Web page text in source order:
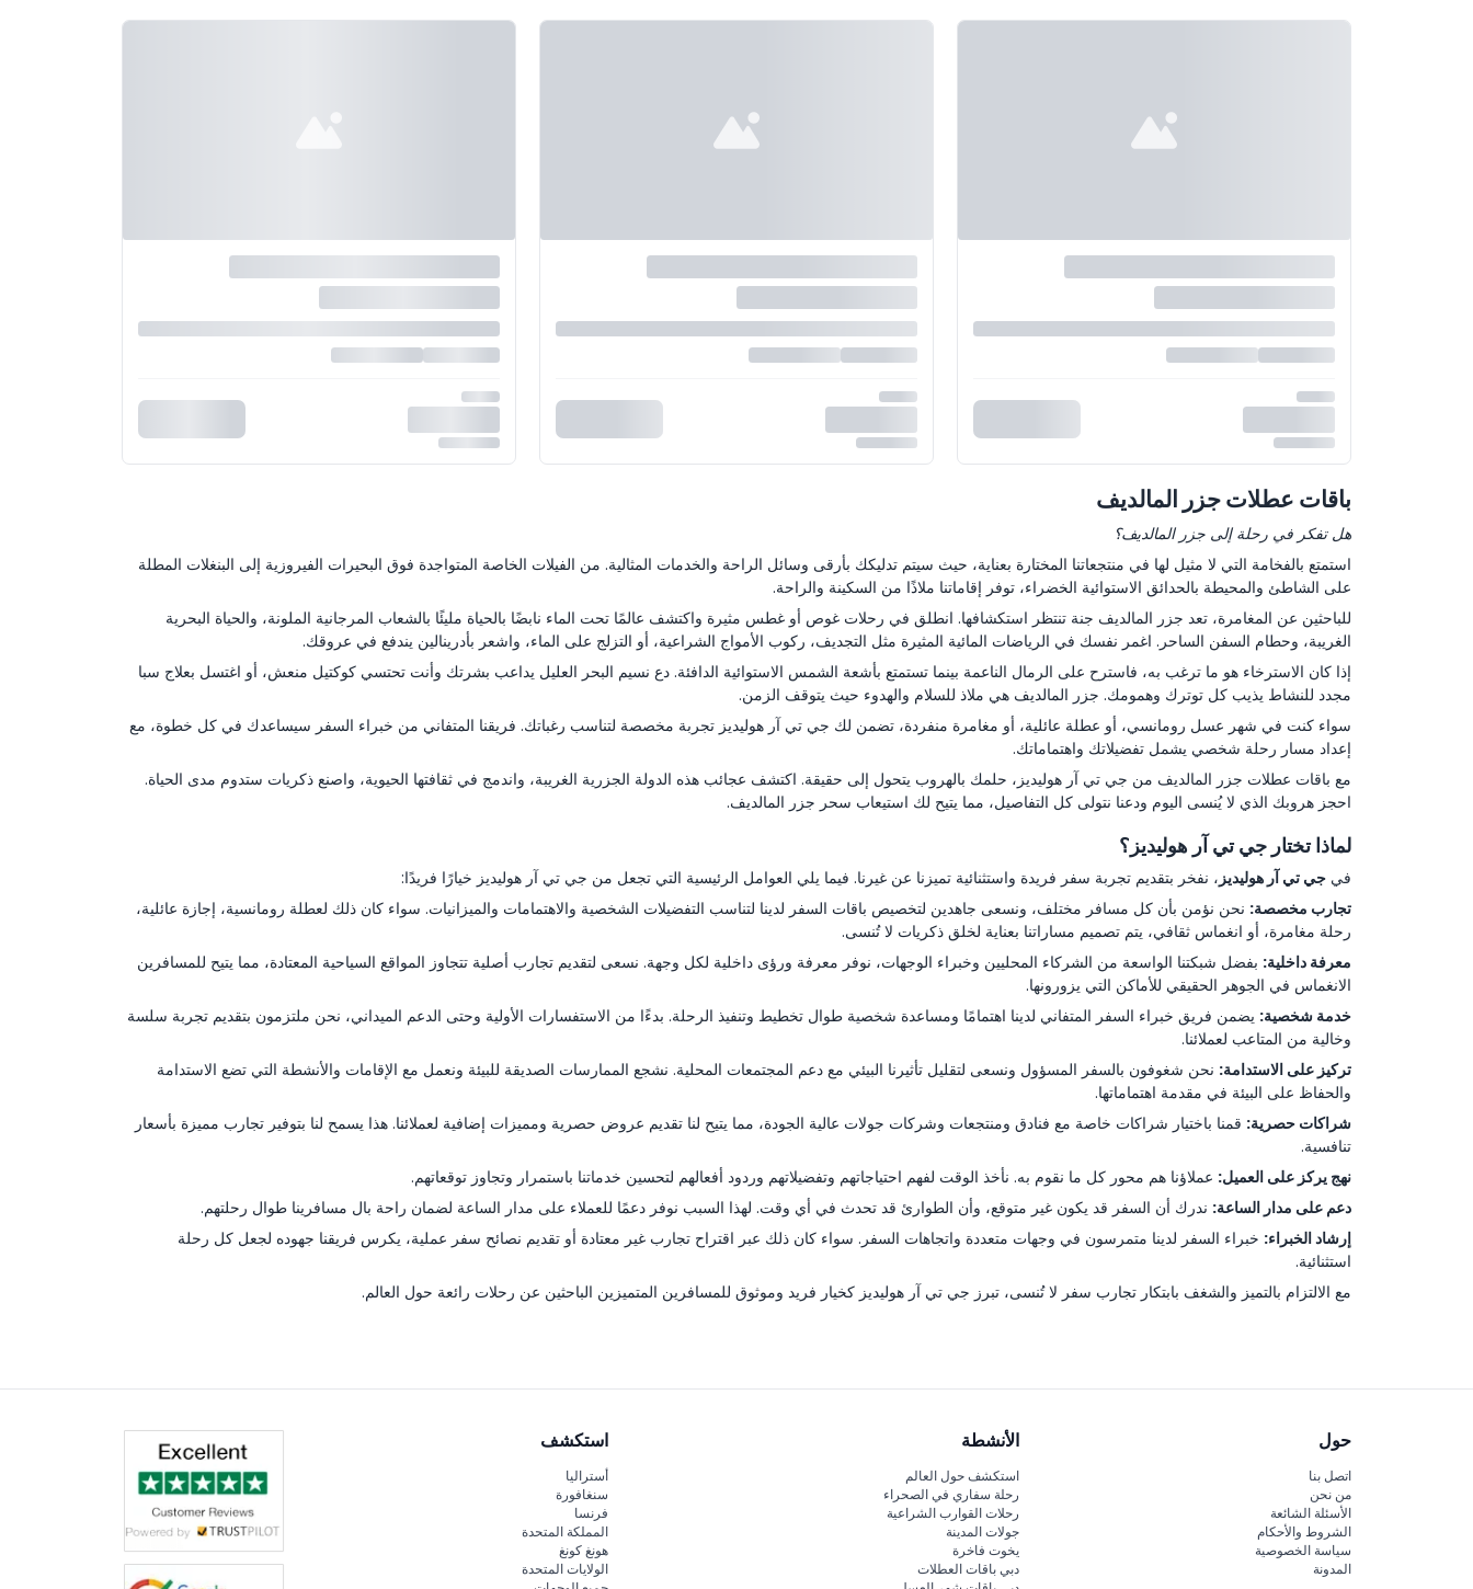
باقات عطلات جزر المالديف
هل تفكر في رحلة إلى جزر المالديف؟
استمتع بالفخامة التي لا مثيل لها في منتجعاتنا المختارة بعناية، حيث سيتم تدليكك بأرقى وسائل الراحة والخدمات المثالية. من الفيلات الخاصة المتواجدة فوق البحيرات الفيروزية إلى البنغلات المطلة
على الشاطئ والمحيطة بالحدائق الاستوائية الخضراء، توفر إقاماتنا ملاذًا من السكينة والراحة.
للباحثين عن المغامرة، تعد جزر المالديف جنة تنتظر استكشافها. انطلق في رحلات غوص أو غطس مثيرة واكتشف عالمًا تحت الماء نابضًا بالحياة مليئًا بالشعاب المرجانية الملونة، والحياة البحرية
الغريبة، وحطام السفن الساحر. اغمر نفسك في الرياضات المائية المثيرة مثل التجديف، ركوب الأمواج الشراعية، أو التزلج على الماء، واشعر بأدرينالين يندفع في عروقك.
إذا كان الاسترخاء هو ما ترغب به، فاسترح على الرمال الناعمة بينما تستمتع بأشعة الشمس الاستوائية الدافئة. دع نسيم البحر العليل يداعب بشرتك وأنت تحتسي كوكتيل منعش، أو اغتسل بعلاج سبا
مجدد للنشاط يذيب كل توترك وهمومك. جزر المالديف هي ملاذ للسلام والهدوء حيث يتوقف الزمن.
سواء كنت في شهر عسل رومانسي، أو عطلة عائلية، أو مغامرة منفردة، تضمن لك جي تي آر هوليديز تجربة مخصصة لتناسب رغباتك. فريقنا المتفاني من خبراء السفر سيساعدك في كل خطوة، مع
إعداد مسار رحلة شخصي يشمل تفضيلاتك واهتماماتك.
مع باقات عطلات جزر المالديف من جي تي آر هوليديز، حلمك بالهروب يتحول إلى حقيقة. اكتشف عجائب هذه الدولة الجزرية الغريبة، واندمج في ثقافتها الحيوية، واصنع ذكريات ستدوم مدى الحياة.
احجز هروبك الذي لا يُنسى اليوم ودعنا نتولى كل التفاصيل، مما يتيح لك استيعاب سحر جزر المالديف.
لماذا تختار جي تي آر هوليديز؟
في جي تي آر هوليديز ، نفخر بتقديم تجربة سفر فريدة واستثنائية تميزنا عن غيرنا. فيما يلي العوامل الرئيسية التي تجعل من جي تي آر هوليديز خيارًا فريدًا:
تجارب مخصصة: نحن نؤمن بأن كل مسافر مختلف، ونسعى جاهدين لتخصيص باقات السفر لدينا لتناسب التفضيلات الشخصية والاهتمامات والميزانيات. سواء كان ذلك لعطلة رومانسية، إجازة عائلية،
رحلة مغامرة، أو انغماس ثقافي، يتم تصميم مساراتنا بعناية لخلق ذكريات لا تُنسى.
معرفة داخلية: بفضل شبكتنا الواسعة من الشركاء المحليين وخبراء الوجهات، نوفر معرفة ورؤى داخلية لكل وجهة. نسعى لتقديم تجارب أصلية تتجاوز المواقع السياحية المعتادة، مما يتيح للمسافرين
الانغماس في الجوهر الحقيقي للأماكن التي يزورونها.
خدمة شخصية: يضمن فريق خبراء السفر المتفاني لدينا اهتمامًا ومساعدة شخصية طوال تخطيط وتنفيذ الرحلة. بدءًا من الاستفسارات الأولية وحتى الدعم الميداني، نحن ملتزمون بتقديم تجربة سلسة
وخالية من المتاعب لعملائنا.
تركيز على الاستدامة: نحن شغوفون بالسفر المسؤول ونسعى لتقليل تأثيرنا البيئي مع دعم المجتمعات المحلية. نشجع الممارسات الصديقة للبيئة ونعمل مع الإقامات والأنشطة التي تضع الاستدامة
والحفاظ على البيئة في مقدمة اهتماماتها.
شراكات حصرية: قمنا باختيار شراكات خاصة مع فنادق ومنتجعات وشركات جولات عالية الجودة، مما يتيح لنا تقديم عروض حصرية ومميزات إضافية لعملائنا. هذا يسمح لنا بتوفير تجارب مميزة بأسعار
تنافسية.
نهج يركز على العميل: عملاؤنا هم محور كل ما نقوم به. نأخذ الوقت لفهم احتياجاتهم وتفضيلاتهم وردود أفعالهم لتحسين خدماتنا باستمرار وتجاوز توقعاتهم.
دعم على مدار الساعة: ندرك أن السفر قد يكون غير متوقع، وأن الطوارئ قد تحدث في أي وقت. لهذا السبب نوفر دعمًا للعملاء على مدار الساعة لضمان راحة بال مسافرينا طوال رحلتهم.
إرشاد الخبراء: خبراء السفر لدينا متمرسون في وجهات متعددة واتجاهات السفر. سواء كان ذلك عبر اقتراح تجارب غير معتادة أو تقديم نصائح سفر عملية، يكرس فريقنا جهوده لجعل كل رحلة
استثنائية.
مع الالتزام بالتميز والشغف بابتكار تجارب سفر لا تُنسى، تبرز جي تي آر هوليديز كخيار فريد وموثوق للمسافرين المتميزين الباحثين عن رحلات رائعة حول العالم.
حول
اتصل بنا
من نحن
الأسئلة الشائعة
الشروط والأحكام
سياسة الخصوصية
المدونة
الأنشطة
استكشف حول العالم
رحلة سفاري في الصحراء
رحلات القوارب الشراعية
جولات المدينة
يخوت فاخرة
دبي باقات العطلات
استكشف
أستراليا
سنغافورة
فرنسا
المملكة المتحدة
هونغ كونغ
الولايات المتحدة